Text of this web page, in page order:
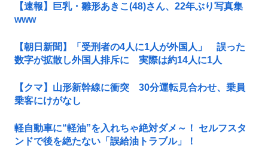
【速報】巨乳・雛形あきこ(48)さん、22年ぶり写真集
www
【朝日新聞】「受刑者の4人に1人が外国人」 誤った
数字が拡散し外国人排斥に 実際は約14人に1人
【クマ】山形新幹線に衝突 30分運転見合わせ、乗員
乗客にけがなし
軽自動車に“軽油”を入れちゃ絶対ダメ～！ セルフスタ
ンドで後を絶たない「誤給油トラブル」！